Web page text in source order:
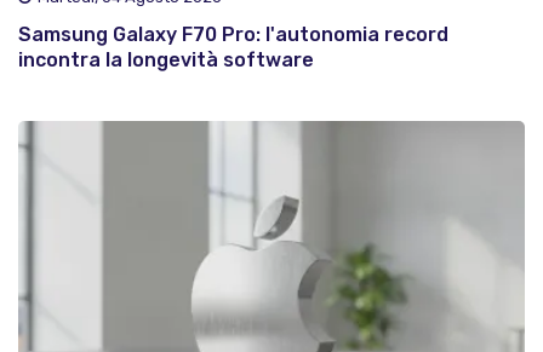
Samsung Galaxy F70 Pro: l'autonomia record
incontra la longevità software